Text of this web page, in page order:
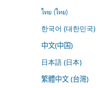
ไทย (ไทย)
한국어 (대한민국)
中文(中国)
日本語 (日本)
繁體中文 (台灣)